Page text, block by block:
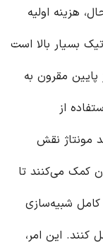
هزینه اولیه
بسیار بالا است
مقرون به
از
مونتاژ نقش
کمک می‌کنند تا
کامل شبیه‌سازی
این امر،